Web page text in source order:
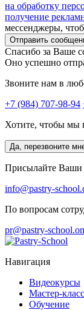
на обработку
получение
мессенджеры,
Отправить
Спасибо за Ваше
Оно успешно
Звоните нам в
+7 (984) 707-98-94
Хотите, чтобы мы
Да, перезвоните
Присылайте Ваши
info@pastry-
По вопросам
pr@pastry-
Навигация
Видеокурсы
Мастер-
Обучение